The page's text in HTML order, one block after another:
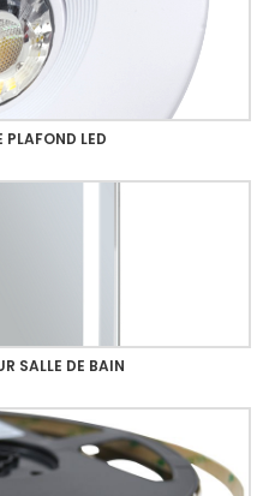
PLAFOND LED
SALLE DE BAIN